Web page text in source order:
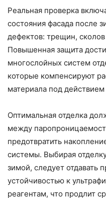
Реальная проверка
состояния фасада после
дефектов: трещин,
Повышенная защита
многослойных систем
которые компенсируют
материала под
Оптимальная отделка
между
предотвратить
системы. Выбирая
зимой, следует отдавать
устойчивостью к
реагентам, что продлит